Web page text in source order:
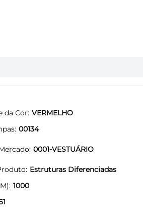
da Cor VERMELHO
00134
0001-VESTUÁRIO
Estruturas Diferenciadas
1000